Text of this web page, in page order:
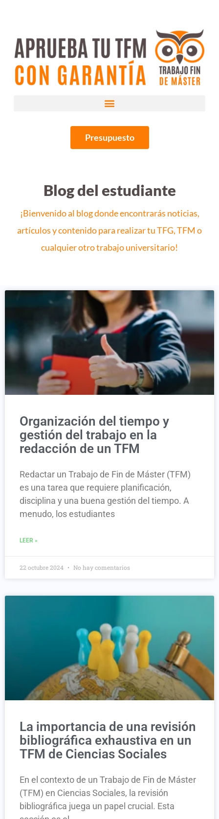
Presupuesto
Blog del estudiante
¡Bienvenido al blog donde encontrarás noticias,
artículos y contenido para realizar tu TFG, TFM o
cualquier otro trabajo universitario!
Organización del tiempo y
gestión del trabajo en la
redacción de un TFM
Redactar un Trabajo de Fin de Máster (TFM)
es una tarea que requiere planificación,
disciplina y una buena gestión del tiempo. A
menudo, los estudiantes
LEER »
22 octubre 2024 No hay comentarios
La importancia de una revisión
bibliográfica exhaustiva en un
TFM de Ciencias Sociales
En el contexto de un Trabajo de Fin de Máster
(TFM) en Ciencias Sociales, la revisión
bibliográfica juega un papel crucial. Esta